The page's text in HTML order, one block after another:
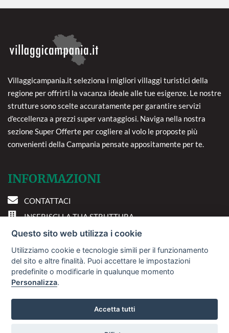
Villaggicampania.it seleziona i migliori villaggi turistici della
regione per offrirti la vacanza ideale alle tue esigenze. Le nostre
strutture sono scelte accuratamente per garantire servizi
d'eccellenza a prezzi super vantaggiosi. Naviga nella nostra
sezione Super Offerte per cogliere al volo le proposte più
convenienti della Campania pensate appositamente per te.
INFORMAZIONI
CONTATTACI
INSERISCI LA TUA STRUTTURA
PREFERENZE COOKIE
DOVE SIAMO
Via A. Costa, 2 - 63822
Questo sito web utilizza i cookie
Utilizziamo cookie e tecnologie simili per il funzionamento
del sito e altre finalità. Puoi accettare le impostazioni
predefinite o modificarle in qualunque momento
Personalizza.
Accetta tutti